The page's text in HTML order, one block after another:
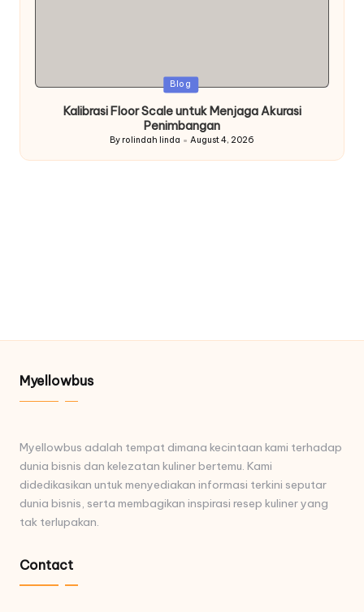
Posted
Blog
Kalibrasi Floor Scale untuk Menjaga Akurasi
Penimbangan
Posted
By rolindah linda August 4, 2026
Myellowbus
Myellowbus adalah tempat dimana kecintaan kami terhadap
dunia bisnis dan kelezatan kuliner bertemu. Kami
didedikasikan untuk menyediakan informasi terkini seputar
dunia bisnis, serta membagikan inspirasi resep kuliner yang
tak terlupakan.
Contact